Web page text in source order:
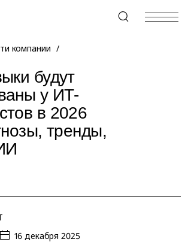
+7 (495) 967-80-80
компании /
будут
у ИТ-
в 2026
тренды,
16 декабря 2025